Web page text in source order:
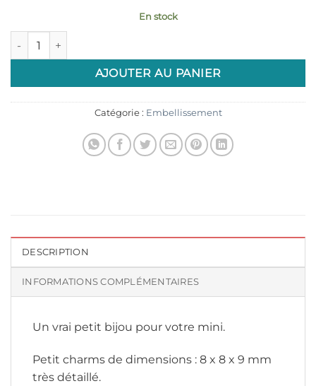
En stock
quantité de Charms embellissement : Lotus
AJOUTER AU PANIER
Catégorie : Embellissement
DESCRIPTION
INFORMATIONS COMPLÉMENTAIRES
Un vrai petit bijou pour votre mini.
Petit charms de dimensions : 8 x 8 x 9 mm
très détaillé.